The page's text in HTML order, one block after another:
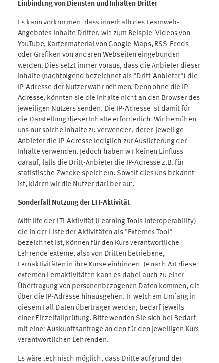
Einbindung von Diensten und Inhalten Dritter
Es kann vorkommen, dass innerhalb des Learnweb-
Angebotes Inhalte Dritter, wie zum Beispiel Videos von
YouTube, Kartenmaterial von Google-Maps, RSS-Feeds
oder Grafiken von anderen Webseiten eingebunden
werden. Dies setzt immer voraus, dass die Anbieter dieser
Inhalte (nachfolgend bezeichnet als "Dritt-Anbieter") die
IP-Adresse der Nutzer wahr nehmen. Denn ohne die IP-
Adresse, könnten sie die Inhalte nicht an den Browser des
jeweiligen Nutzers senden. Die IP-Adresse ist damit für
die Darstellung dieser Inhalte erforderlich. Wir bemühen
uns nur solche Inhalte zu verwenden, deren jeweilige
Anbieter die IP-Adresse lediglich zur Auslieferung der
Inhalte verwenden. Jedoch haben wir keinen Einfluss
darauf, falls die Dritt-Anbieter die IP-Adresse z.B. für
statistische Zwecke speichern. Soweit dies uns bekannt
ist, klären wir die Nutzer darüber auf.
Sonderfall Nutzung der LTI-Aktivität
Mithilfe der LTI-Aktivität (Learning Tools Interoperability),
die in der Liste der Aktivitäten als "Externes Tool"
bezeichnet ist, können für den Kurs verantwortliche
Lehrende externe, also von Dritten betriebene,
Lernaktivitäten in ihre Kurse einbinden. Je nach Art dieser
externen Lernaktivitäten kann es dabei auch zu einer
Übertragung von personenbezogenen Daten kommen, die
über die IP-Adresse hinausgehen. In welchem Umfang in
diesem Fall Daten übertragen werden, bedarf jeweils
einer Einzelfallprüfung. Bitte wenden Sie sich bei Bedarf
mit einer Auskunftsanfrage an den für den jeweiligen Kurs
verantwortlichen Lehrenden.
Es wäre technisch möglich, dass Dritte aufgrund der